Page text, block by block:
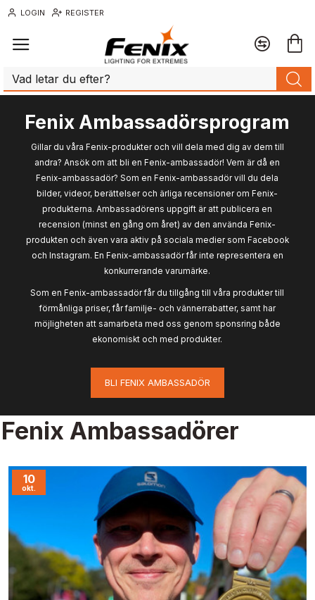
LOGIN REGISTER
Fenix Ambassadörsprogram
Gillar du våra Fenix-produkter och vill dela med dig av dem till
andra? Ansök om att bli en Fenix-ambassadör! Vem är då en
Fenix-ambassadör? Som en Fenix-ambassadör vill du dela
bilder, videor, berättelser och ärliga recensioner om Fenix-
produkterna. Ambassadörens uppgift är att publicera en
recension (minst en gång om året) av den använda Fenix-
produkten och även vara aktiv på sociala medier som Facebook
och Instagram. En Fenix-ambassadör får inte representera en
konkurrerande varumärke.
Som en Fenix-ambassadör får du tillgång till våra produkter till
förmånliga priser, får familje- och vännerrabatter, samt har
möjligheten att samarbeta med oss genom sponsring både
ekonomiskt och med produkter.
BLI FENIX AMBASSADÖR
Fenix Ambassadörer
10
okt.